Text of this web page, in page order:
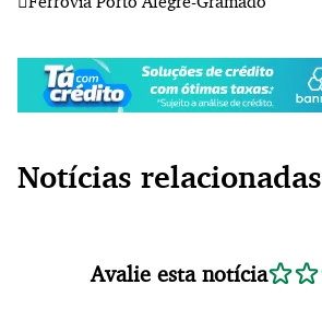
Notícias relacionadas
Avalie esta notícia